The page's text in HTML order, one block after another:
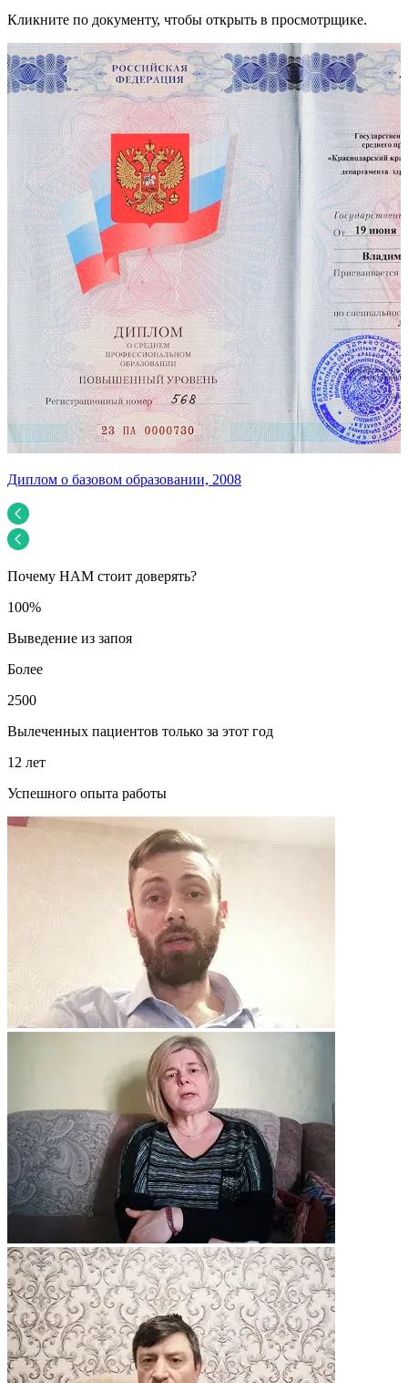
Кликните по документу, чтобы открыть в просмотрщике.
Диплом о базовом образовании, 2008
Почему НАМ стоит доверять?
100%
Выведение из запоя
Более
2500
Вылеченных пациентов только за этот год
12 лет
Успешного опыта работы